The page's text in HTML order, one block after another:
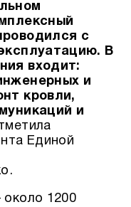
с
В
входит:
и
кровли,
и
Единой
1200